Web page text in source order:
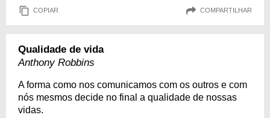
COPIAR COMPARTILHAR
Qualidade de vida
Anthony Robbins
A forma como nos comunicamos com os outros e com
nós mesmos decide no final a qualidade de nossas
vidas.